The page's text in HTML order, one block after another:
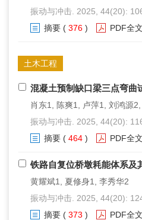
振动与冲击. 2025, 44(20):
摘要 ( 376 ) PDF全文
土木工程
混凝土预制缺口梁三点弯曲
肖东1, 陈爽1, 卢萍1, 刘鸿源
振动与冲击. 2025, 44(20):
摘要 ( 464 ) PDF全文
铁路自复位桥墩耗能体系及
黄耀斌1, 夏修身1, 李秀华2
振动与冲击. 2025, 44(20):
摘要 ( 373 ) PDF全文